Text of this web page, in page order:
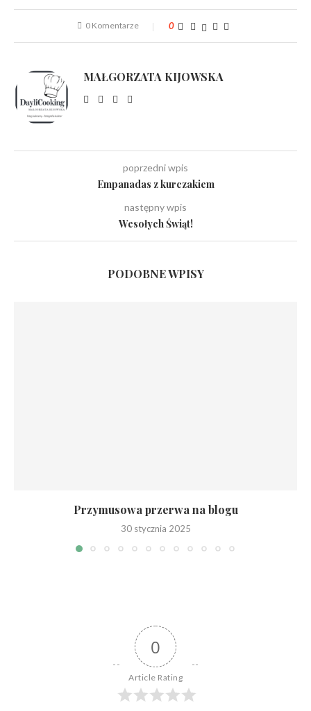
0 Komentarze 0
MAŁGORZATA KIJOWSKA
poprzedni wpis
Empanadas z kurczakiem
następny wpis
Wesołych Świąt!
PODOBNE WPISY
Przymusowa przerwa na blogu
30 stycznia 2025
0
Article Rating